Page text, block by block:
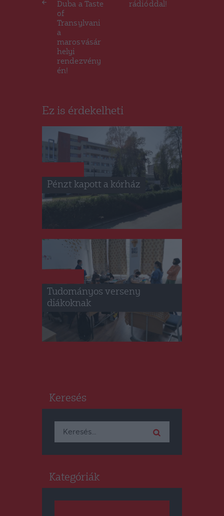
Duba a Taste
of
Transylvani
a
marosvásár
helyi
rendezvény
én!
rádióddal!
Ez is érdekelheti
Pénzt kapott a kórház
Tudományos verseny
diákoknak
Keresés
Keresés:
Kategóriák